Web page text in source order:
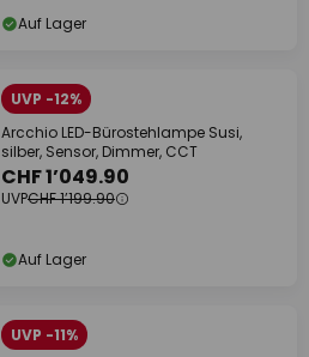
Auf Lager
UVP -12%
Arcchio LED-Bürostehlampe Susi,
silber, Sensor, Dimmer, CCT
CHF 1’049.90
UVPCHF 1’199.90
Auf Lager
UVP -11%